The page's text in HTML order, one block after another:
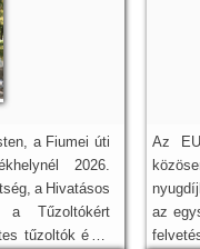
a Fiumei úti
2026.
a Hivatásos
a Tűzoltókért
tűzoltók és a
Az
az